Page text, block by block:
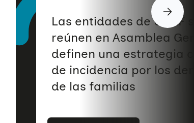
Las entidades de UNAF
reúnen en Asamblea
definen una estrategia
de incidencia por los
de las familias